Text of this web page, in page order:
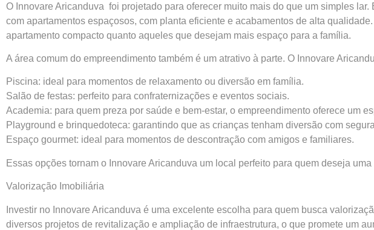
O Innovare Aricanduva foi projetado para oferecer muito mais do que um simples
com apartamentos espaçosos, com planta eficiente e acabamentos de alta
apartamento compacto quanto aqueles que desejam mais espaço para a família.
A área comum do empreendimento também é um atrativo à parte. O Innovare
Piscina: ideal para momentos de relaxamento ou diversão em família.
Salão de festas: perfeito para confraternizações e eventos sociais.
Academia: para quem preza por saúde e bem-estar, o empreendimento oferece um
Playground e brinquedoteca: garantindo que as crianças tenham diversão com
Espaço gourmet: ideal para momentos de descontração com amigos e familiares.
Essas opções tornam o Innovare Aricanduva um local perfeito para quem deseja
Valorização Imobiliária
Investir no Innovare Aricanduva é uma excelente escolha para quem busca
diversos projetos de revitalização e ampliação de infraestrutura, o que promete um